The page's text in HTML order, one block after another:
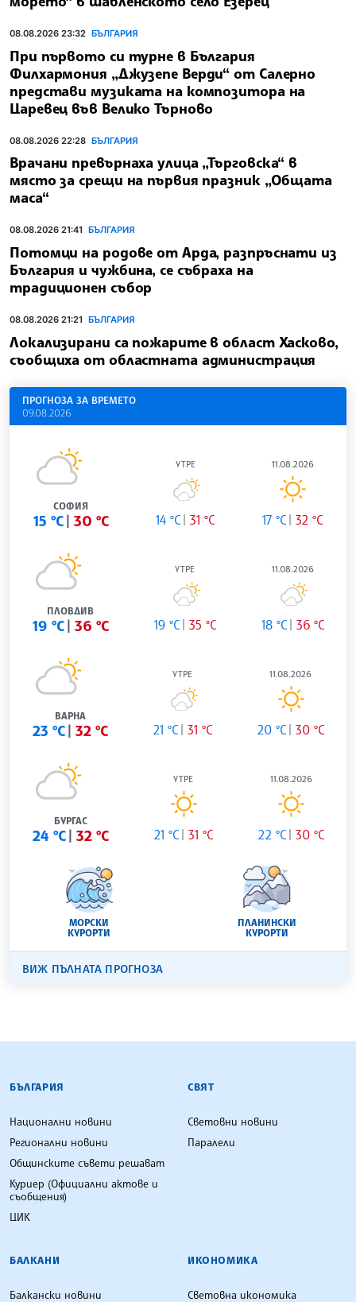
08.08.2026 23:32 БЪЛГАРИЯ
При първото си турне в България
Филхармония „Джузепе Верди“ от Салерно
представи музиката на композитора на
Царевец във Велико Търново
08.08.2026 22:28 БЪЛГАРИЯ
Врачани превърнаха улица „Търговска“ в
място за срещи на първия празник „Общата
маса“
08.08.2026 21:41 БЪЛГАРИЯ
Потомци на родове от Арда, разпръснати из
България и чужбина, се събраха на
традиционен събор
08.08.2026 21:21 БЪЛГАРИЯ
Локализирани са пожарите в област Хасково,
съобщиха от областната администрация
ПРОГНОЗА ЗА ВРЕМЕТО
09.08.2026
СОФИЯ
15 °C 30 °C
УТРЕ
14 °C 31 °C
11.08.2026
17 °C 32 °C
ПЛОВДИВ
19 °C 36 °C
УТРЕ
19 °C 35 °C
11.08.2026
18 °C 36 °C
ВАРНА
23 °C 32 °C
УТРЕ
21 °C 31 °C
11.08.2026
20 °C 30 °C
БУРГАС
24 °C 32 °C
УТРЕ
21 °C 31 °C
11.08.2026
22 °C 30 °C
МОРСКИ
КУРОРТИ
ПЛАНИНСКИ
КУРОРТИ
ВИЖ ПЪЛНАТА ПРОГНОЗА
БЪЛГАРСКА ТЕЛЕГРАФНА АГЕНЦИЯ
БЪЛГАРИЯ
Национални новини
Регионални новини
Общинските съвети решават
Куриер (Официални актове и
съобщения)
ЦИК
СВЯТ
Световни новини
Паралели
БАЛКАНИ
Балкански новини
ИКОНОМИКА
Световна икономика